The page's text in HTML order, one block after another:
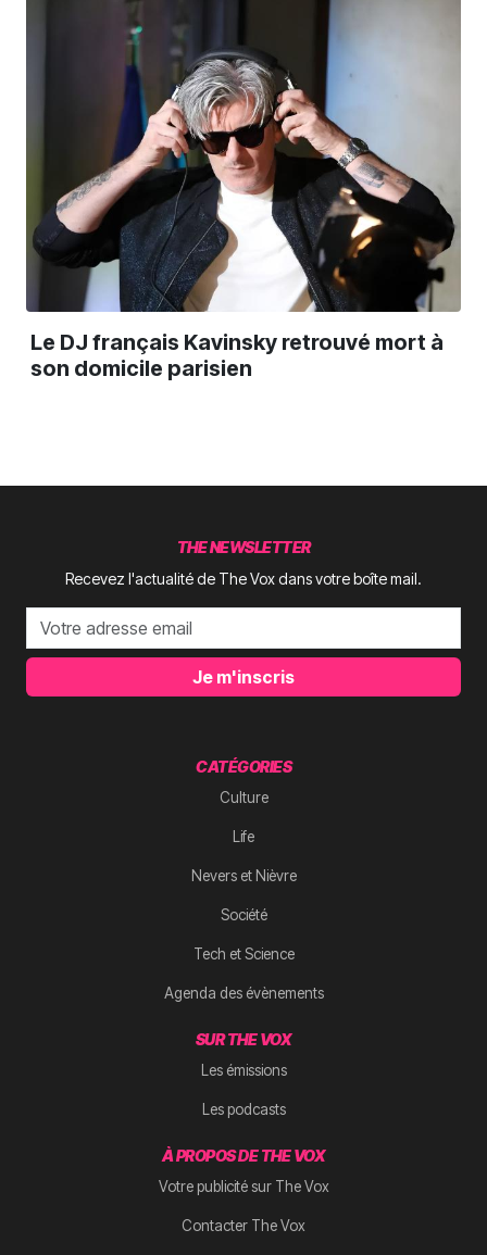
Le DJ français Kavinsky retrouvé mort à
son domicile parisien
THE NEWSLETTER
Recevez l'actualité de The Vox dans votre boîte mail.
Je m'inscris
CATÉGORIES
Culture
Life
Nevers et Nièvre
Société
Tech et Science
Agenda des évènements
SUR THE VOX
Les émissions
Les podcasts
À PROPOS DE THE VOX
Votre publicité sur The Vox
Contacter The Vox